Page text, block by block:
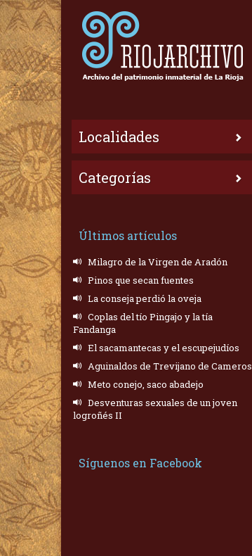
Localidades
Categorías
Últimos artículos
Milagro de la Virgen de Aradón
Pinos que secan fuentes
La conseja perdió la oveja
Coplas del tío Pingajo y la tía
Fandanga
El sacamantecas y el escupejudíos
Aguinaldos de Trevijano de Cameros
Meto conejo, saco abadejo
Desventuras sexuales de un joven
logroñés II
Síguenos en Facebook